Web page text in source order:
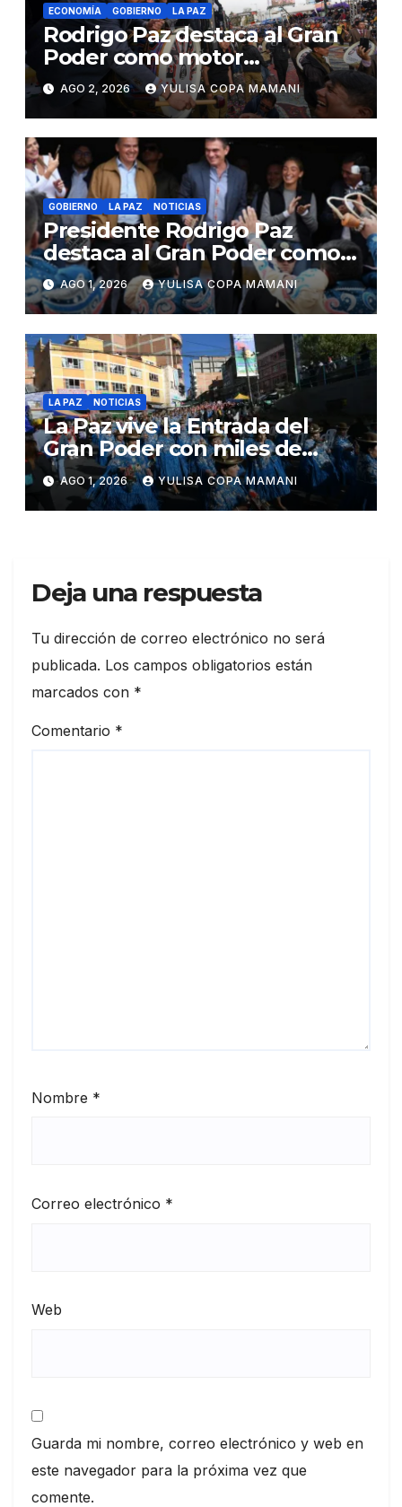
ECONOMÍA GOBIERNO LA PAZ
Rodrigo Paz destaca al Gran
Poder como motor
económico y símbolo de
unidad
AGO 2, 2026 YULISA COPA MAMANI
GOBIERNO LA PAZ NOTICIAS
Presidente Rodrigo Paz
destaca al Gran Poder como
símbolo de identidad y
unidad nacional
AGO 1, 2026 YULISA COPA MAMANI
LA PAZ NOTICIAS
La Paz vive la Entrada del
Gran Poder con miles de
danzarines y músicos
AGO 1, 2026 YULISA COPA MAMANI
Deja una respuesta
Tu dirección de correo electrónico no será
publicada. Los campos obligatorios están
marcados con *
Comentario *
Nombre *
Correo electrónico *
Web
Guarda mi nombre, correo electrónico y web en
este navegador para la próxima vez que
comente.